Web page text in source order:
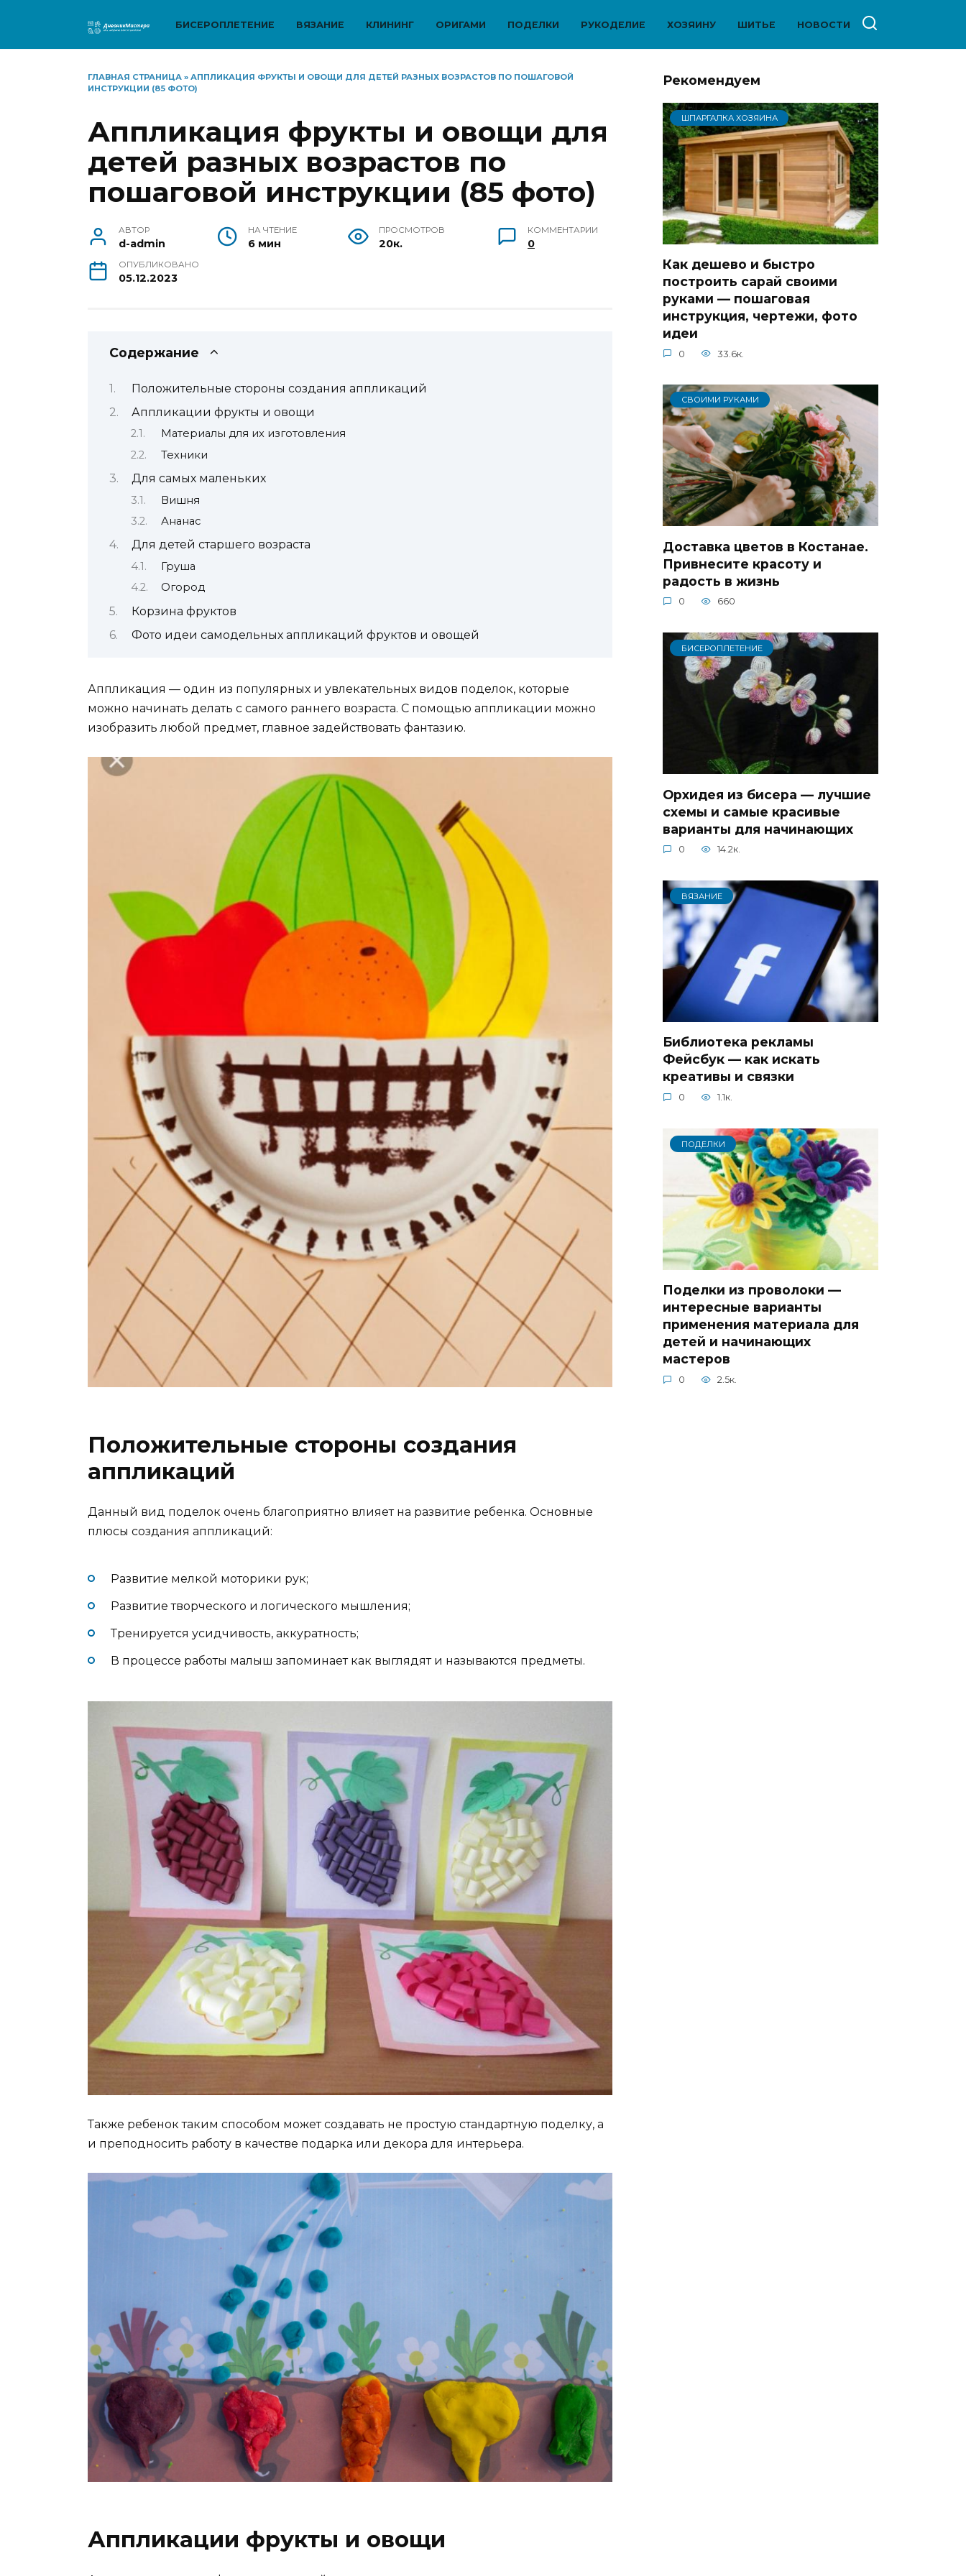
БИСЕРОПЛЕТЕНИЕ ВЯЗАНИЕ КЛИНИНГ ОРИГАМИ ПОДЕЛКИ РУКОДЕЛИЕ ХОЗЯИНУ ШИТЬЕ НОВОСТИ
ГЛАВНАЯ СТРАНИЦА » АППЛИКАЦИЯ ФРУКТЫ И ОВОЩИ ДЛЯ ДЕТЕЙ РАЗНЫХ ВОЗРАСТОВ ПО ПОШАГОВОЙ
ИНСТРУКЦИИ (85 ФОТО)
Аппликация фрукты и овощи для
детей разных возрастов по
пошаговой инструкции (85 фото)
АВТОР
d-admin
НА ЧТЕНИЕ
6 мин
ПРОСМОТРОВ
20к.
КОММЕНТАРИИ
0
ОПУБЛИКОВАНО
05.12.2023
Содержание
Положительные стороны создания аппликаций
Аппликации фрукты и овощи
Материалы для их изготовления
Техники
Для самых маленьких
Вишня
Ананас
Для детей старшего возраста
Груша
Огород
Корзина фруктов
Фото идеи самодельных аппликаций фруктов и овощей
Аппликация — один из популярных и увлекательных видов поделок, которые
можно начинать делать с самого раннего возраста. С помощью аппликации можно
изобразить любой предмет, главное задействовать фантазию.
Положительные стороны создания
аппликаций
Данный вид поделок очень благоприятно влияет на развитие ребенка. Основные
плюсы создания аппликаций:
Развитие мелкой моторики рук;
Развитие творческого и логического мышления;
Тренируется усидчивость, аккуратность;
В процессе работы малыш запоминает как выглядят и называются предметы.
Также ребенок таким способом может создавать не простую стандартную поделку, а
и преподносить работу в качестве подарка или декора для интерьера.
Аппликации фрукты и овощи
Рекомендуем
ШПАРГАЛКА ХОЗЯИНА
Как дешево и быстро
построить сарай своими
руками — пошаговая
инструкция, чертежи, фото
идеи
0 33.6к.
СВОИМИ РУКАМИ
Доставка цветов в Костанае.
Привнесите красоту и
радость в жизнь
0 660
БИСЕРОПЛЕТЕНИЕ
Орхидея из бисера — лучшие
схемы и самые красивые
варианты для начинающих
0 14.2к.
ВЯЗАНИЕ
Библиотека рекламы
Фейсбук — как искать
креативы и связки
0 1.1к.
ПОДЕЛКИ
Поделки из проволоки —
интересные варианты
применения материала для
детей и начинающих
мастеров
0 2.5к.